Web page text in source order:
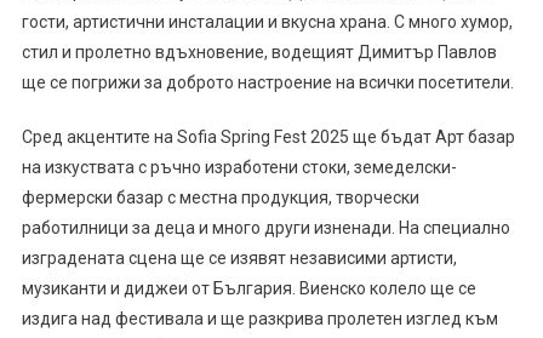
гости, артистични инсталации и вкусна храна. С много хумор,
стил и пролетно вдъхновение, водещият Димитър Павлов
ще се погрижи за доброто настроение на всички посетители.
Сред акцентите на Sofia Spring Fest 2025 ще бъдат Арт базар
на изкуствата с ръчно изработени стоки, земеделски-
фермерски базар с местна продукция, творчески
работилници за деца и много други изненади. На специално
изградената сцена ще се изявят независими артисти,
музиканти и диджеи от България. Виенско колело ще се
издига над фестивала и ще разкрива пролетен изглед към